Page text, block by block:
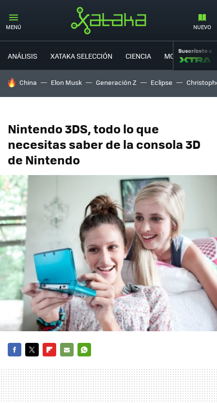
MENÚ NUEVO
ANÁLISIS XATAKA SELECCIÓN CIENCIA MOVILIDAD
Suscríbete a
HOY SE HABLA DE
China Elon Musk Generación Z Eclipse
Nintendo 3DS, todo lo que
necesitas saber de la consola 3D
de Nintendo
MAIL